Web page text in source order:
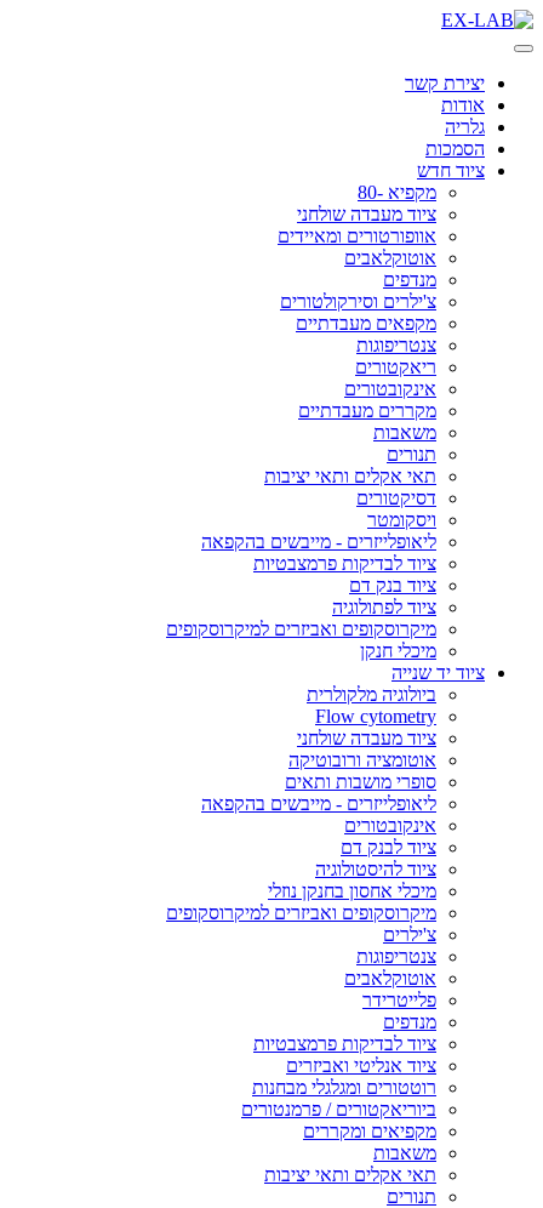
Skip
to
יצירת קשר
אודות
גלריה
הסמכות
ציוד חדש
מקפיא -80
ציוד מעבדה שולחני
אוופורטורים ומאיידים
אוטוקלאבים
מנדפים
צ'ילרים וסירקולטורים
מקפאים מעבדתיים
צנטריפוגות
ריאקטורים
אינקובטורים
מקררים מעבדתיים
משאבות
תנורים
תאי אקלים ותאי יציבות
דסיקטורים
ויסקומטר
ליאופלייזרים - מייבשים בהקפאה
ציוד לבדיקות פרמצבטיות
ציוד בנק דם
ציוד לפתולוגיה
מיקרוסקופים ואביזרים למיקרוסקופים
מיכלי חנקן
ציוד יד שנייה
ביולוגיה מלקולרית
Flow cytometry
ציוד מעבדה שולחני
אוטומציה ורובוטיקה
סופרי מושבות ותאים
ליאופלייזרים - מייבשים בהקפאה
אינקובטורים
ציוד לבנק דם
ציוד להיסטולוגיה
מיכלי אחסון בחנקן נוזלי
מיקרוסקופים ואביזרים למיקרוסקופים
צ'ילרים
צנטריפוגות
אוטוקלאבים
פלייטרידר
מנדפים
ציוד לבדיקות פרמצבטיות
ציוד אנליטי ואביזרים
רוטטורים ומגלגלי מבחנות
ביוריאקטורים / פרמנטורים
מקפיאים ומקררים
משאבות
תאי אקלים ותאי יציבות
תנורים